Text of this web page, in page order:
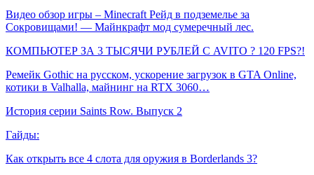
Видео обзор игры – Minecraft Рейд в подземелье за
Сокровищами! — Майнкрафт мод сумеречный лес.
КОМПЬЮТЕР ЗА 3 ТЫСЯЧИ РУБЛЕЙ С AVITO ? 120 FPS?!
Ремейк Gothic на русском, ускорение загрузок в GTA Online,
котики в Valhalla, майнинг на RTX 3060…
История серии Saints Row. Выпуск 2
Гайды:
Как открыть все 4 слота для оружия в Borderlands 3?